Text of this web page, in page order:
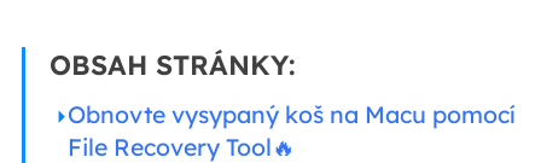
OBSAH STRÁNKY:
Obnovte vysypaný koš na Macu pomocí
File Recovery Tool🔥